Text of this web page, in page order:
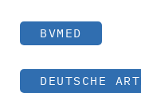
BVMED
DEUTSCHE